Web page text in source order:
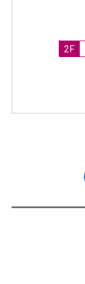
2F